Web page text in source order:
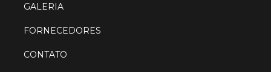
GALERIA
FORNECEDORES
CONTATO